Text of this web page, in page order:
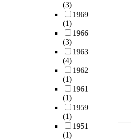
(3)
1969
(1)
1966
(3)
1963
(4)
1962
(1)
1961
(1)
1959
(1)
1951
(1)